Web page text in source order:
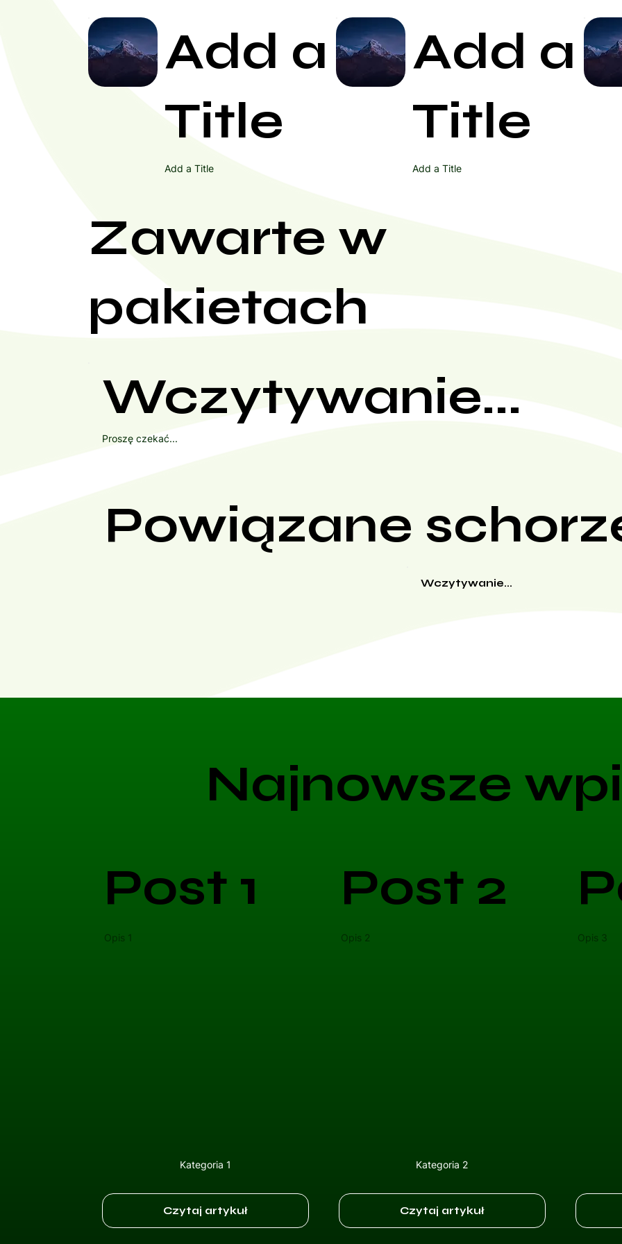
Add a
Title
Add a Title
Add a
Title
Add a Title
Zawarte w
pakietach
Wczytywanie...
Proszę czekać...
Powiązane
Wczytywanie...
Najnowsze
Post 1
Opis 1
Kategoria 1
Czytaj artykuł
Post 2
Opis 2
Kategoria 2
Czytaj artykuł
Opis 3